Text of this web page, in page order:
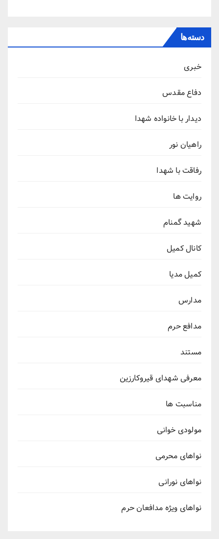
دسته‌ها
خبری
دفاع مقدس
دیدار با خانواده شهدا
راهیان نور
رفاقت با شهدا
روایت ها
شهید گمنام
کانال کمیل
کمیل مدیا
مدارس
مدافع حرم
مستند
معرفی شهدای قیروکارزین
مناسبت ها
مولودی خوانی
نواهای محرمی
نواهای نورانی
نواهای ویژه مدافعان حرم